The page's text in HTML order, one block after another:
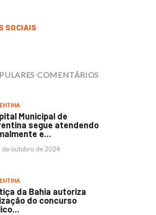
23 de outubro de 2024
SOCIAIS
COMENTÁRIOS
Municipal de
segue atendendo
e...
de outubro de 2024
da Bahia autoriza
do concurso